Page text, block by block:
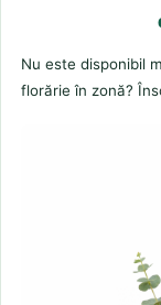
Nu este disponibil
florărie în zonă?